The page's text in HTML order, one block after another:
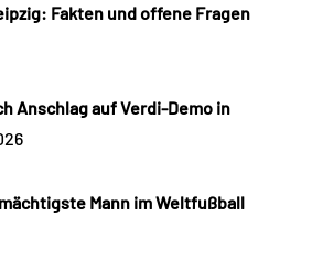
Fakten und offene Fragen
Anschlag auf Verdi-Demo in
Mann im Weltfußball